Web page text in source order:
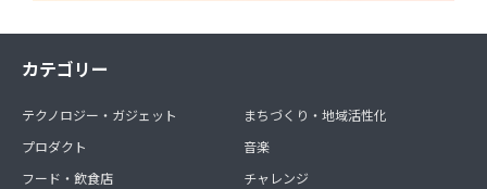
カテゴリー
テクノロジー・ガジェット
プロダクト
フード・飲食店
まちづくり・地域活性化
音楽
チャレンジ